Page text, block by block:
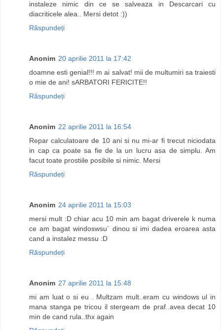
instaleze nimic din ce se salveaza in Descarcari cu
diacriticele alea.. Mersi detot :))
Răspundeți
Anonim 20 aprilie 2011 la 17:42
doamne esti genial!!! m ai salvat! mii de multumiri sa traiesti
o mie de ani! sARBATORI FERICITE!!
Răspundeți
Anonim 22 aprilie 2011 la 16:54
Repar calculatoare de 10 ani si nu mi-ar fi trecut niciodata
in cap ca poate sa fie de la un lucru asa de simplu. Am
facut toate prostiile posibile si nimic. Mersi
Răspundeți
Anonim 24 aprilie 2011 la 15:03
mersi mult :D chiar acu 10 min am bagat driverele k numa
ce am bagat windoswsu` dinou si imi dadea eroarea asta
cand a instalez messu :D
Răspundeți
Anonim 27 aprilie 2011 la 15:48
mi am luat o si eu . Multzam mult..eram cu windows ul in
mana stanga pe tricou il stergeam de praf..avea decat 10
min de cand rula..thx again